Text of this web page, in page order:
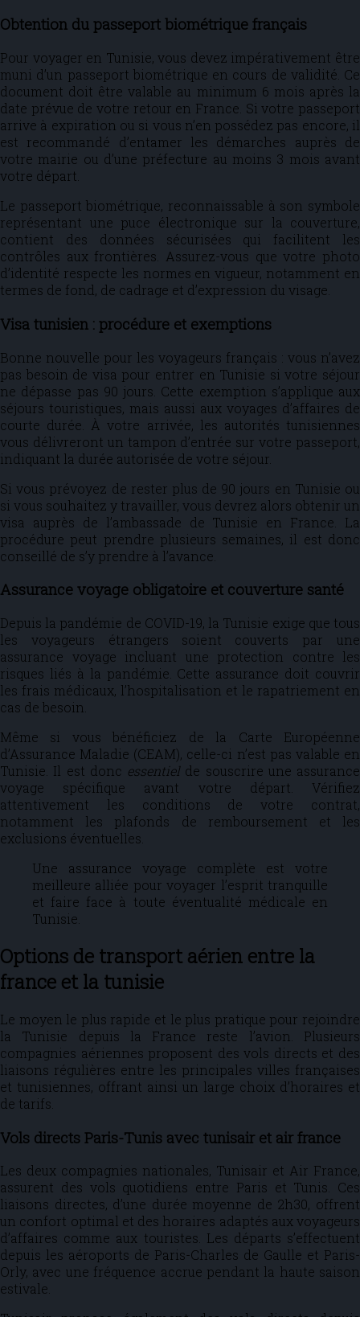
Obtention du passeport biométrique français
Pour voyager en Tunisie, vous devez impérativement être
muni d’un passeport biométrique en cours de validité. Ce
document doit être valable au minimum 6 mois après la
date prévue de votre retour en France. Si votre passeport
arrive à expiration ou si vous n’en possédez pas encore, il
est recommandé d’entamer les démarches auprès de
votre mairie ou d’une préfecture au moins 3 mois avant
votre départ.
Le passeport biométrique, reconnaissable à son symbole
représentant une puce électronique sur la couverture,
contient des données sécurisées qui facilitent les
contrôles aux frontières. Assurez-vous que votre photo
d’identité respecte les normes en vigueur, notamment en
termes de fond, de cadrage et d’expression du visage.
Visa tunisien : procédure et exemptions
Bonne nouvelle pour les voyageurs français : vous n’avez
pas besoin de visa pour entrer en Tunisie si votre séjour
ne dépasse pas 90 jours. Cette exemption s’applique aux
séjours touristiques, mais aussi aux voyages d’affaires de
courte durée. À votre arrivée, les autorités tunisiennes
vous délivreront un tampon d’entrée sur votre passeport,
indiquant la durée autorisée de votre séjour.
Si vous prévoyez de rester plus de 90 jours en Tunisie ou
si vous souhaitez y travailler, vous devrez alors obtenir un
visa auprès de l’ambassade de Tunisie en France. La
procédure peut prendre plusieurs semaines, il est donc
conseillé de s’y prendre à l’avance.
Assurance voyage obligatoire et couverture santé
Depuis la pandémie de COVID-19, la Tunisie exige que tous
les voyageurs étrangers soient couverts par une
assurance voyage incluant une protection contre les
risques liés à la pandémie. Cette assurance doit couvrir
les frais médicaux, l’hospitalisation et le rapatriement en
cas de besoin.
Même si vous bénéficiez de la Carte Européenne
d’Assurance Maladie (CEAM), celle-ci n’est pas valable en
Tunisie. Il est donc essentiel de souscrire une assurance
voyage spécifique avant votre départ. Vérifiez
attentivement les conditions de votre contrat,
notamment les plafonds de remboursement et les
exclusions éventuelles.
Une assurance voyage complète est votre
meilleure alliée pour voyager l’esprit tranquille
et faire face à toute éventualité médicale en
Tunisie.
Options de transport aérien entre la
france et la tunisie
Le moyen le plus rapide et le plus pratique pour rejoindre
la Tunisie depuis la France reste l’avion. Plusieurs
compagnies aériennes proposent des vols directs et des
liaisons régulières entre les principales villes françaises
et tunisiennes, offrant ainsi un large choix d’horaires et
de tarifs.
Vols directs Paris-Tunis avec tunisair et air france
Les deux compagnies nationales, Tunisair et Air France,
assurent des vols quotidiens entre Paris et Tunis. Ces
liaisons directes, d’une durée moyenne de 2h30, offrent
un confort optimal et des horaires adaptés aux voyageurs
d’affaires comme aux touristes. Les départs s’effectuent
depuis les aéroports de Paris-Charles de Gaulle et Paris-
Orly, avec une fréquence accrue pendant la haute saison
estivale.